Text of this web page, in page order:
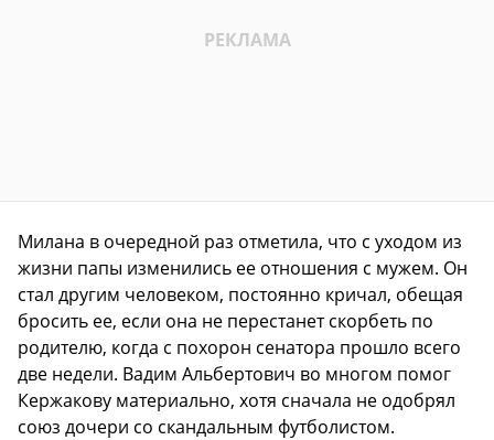
Милана в очередной раз отметила, что с уходом из
жизни папы изменились ее отношения с мужем. Он
стал другим человеком, постоянно кричал, обещая
бросить ее, если она не перестанет скорбеть по
родителю, когда с похорон сенатора прошло всего
две недели. Вадим Альбертович во многом помог
Кержакову материально, хотя сначала не одобрял
союз дочери со скандальным футболистом.